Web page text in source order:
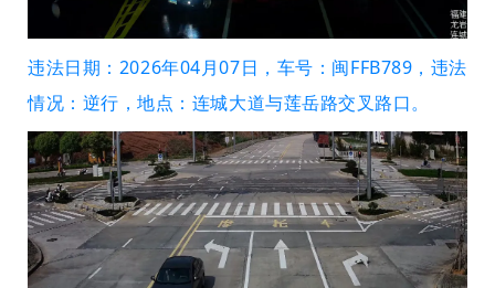
违法日期：2026年04月07日，车号：闽FFB789，违法
情况：逆行，地点：连城大道与莲岳路交叉路口。